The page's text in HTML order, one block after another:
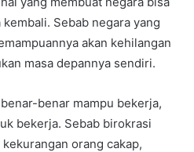
Sebab negara yang
akan kehilangan
masa depannya sendiri.
benar mampu bekerja,
bekerja. Sebab birokrasi
orang cakap,